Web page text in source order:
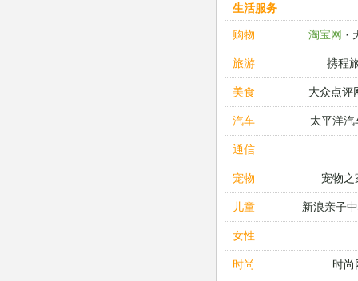
生活服务
购物
淘宝网 ·
旅游 携程
美食 大众点评
汽车 太平洋汽
通信
宠物 宠物之
儿童 新浪亲子
女性
时尚 时尚